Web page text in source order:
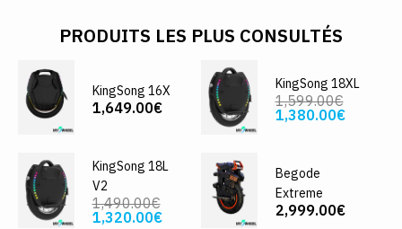
PRODUITS LES PLUS CONSULTÉS
KingSong 16X
1,649.00€
KingSong 18XL
1,599.00€
1,380.00€
KingSong 18L
V2
1,490.00€
1,320.00€
Begode
Extreme
2,999.00€